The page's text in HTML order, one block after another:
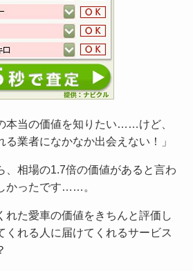
本当の価値を知りたい……けど、
る業者になかなか出会えない！」
、相場の1.7倍の価値があると言わ
かったです……。
れた愛車の価値をきちんと評価し
くれる人に届けてくれるサービス